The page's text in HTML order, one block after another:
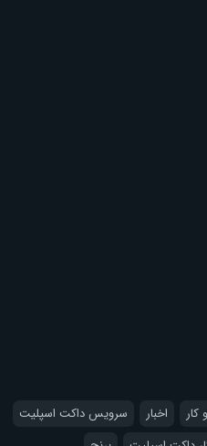
اخبار
سرویس داکت اسپلیت